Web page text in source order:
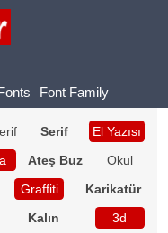
Font Family
Serif
El Yazısı
Ateş Buz
Okul
Graffiti
Karikatür
Kalın
3d